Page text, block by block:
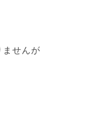
ませんが